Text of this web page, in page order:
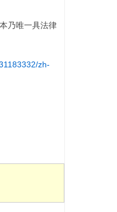
乃唯一具法律
zh-